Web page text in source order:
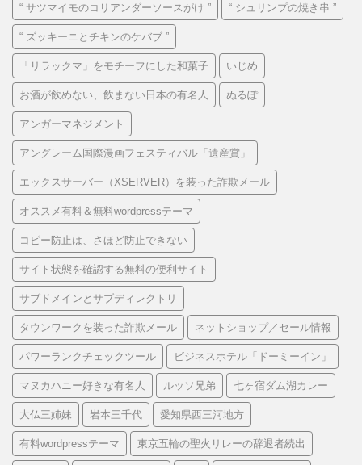
“ サツマイモのコリアンダーソースがけ ” “ シュリンプの焼き串 ”
“ ズッキーニとチキンのケバブ ”
「リラックマ」をモチーフにした和菓子 いじめ
お酒が飲めない、飲まない日本の有名人 ぬるぽ
アンガーマネジメント
アングレーム国際漫画フェスティバル「遺産賞」
エックスサーバー（XSERVER）を装った詐欺メール
オススメ有料＆無料wordpressテーマ
コピー防止は、さほど防止できない
サイト状態を確認する無料の便利サイト
サブドメインとサブディレクトリ
タウンワークを装った詐欺メール ネットショップ／セール情報
パワーランクチェックツール ビジネスホテル「ドーミーイン」
マヌカハニー好きな有名人 ルッソ兄弟 七ヶ宿ダム湖カレー
大仏三姉妹 岩本三千代 愛知県西三河地方
有料wordpressテーマ 東京五輪の聖火リレーの辞退者続出